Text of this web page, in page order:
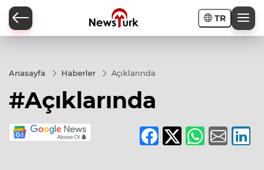
TR
Anasayfa Haberler Açıklarında
#Açıklarında